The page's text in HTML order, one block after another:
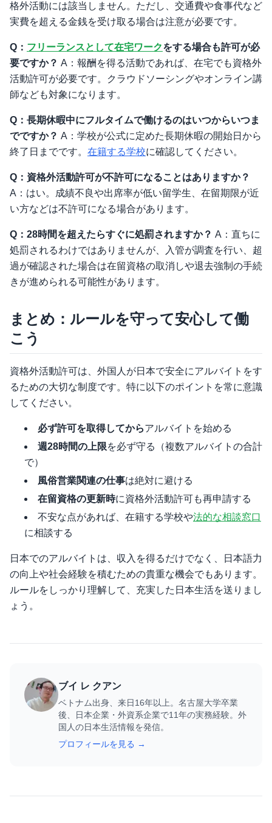
格外活動には該当しません。ただし、交通費や食事代など
実費を超える金銭を受け取る場合は注意が必要です。
Q： フリーランスとして在宅ワークをする場合も許可が必
要ですか？ A：報酬を得る活動であれば、在宅でも資格外
活動許可が必要です。クラウドソーシングやオンライン講
師なども対象になります。
Q：長期休暇中にフルタイムで働けるのはいつからいつま
でですか？ A：学校が公式に定めた長期休暇の開始日から
終了日までです。 在籍する学校に確認してください。
Q：資格外活動許可が不許可になることはありますか？
A：はい。成績不良や出席率が低い留学生、在留期限が近
い方などは不許可になる場合があります。
Q：28時間を超えたらすぐに処罰されますか？ A：直ちに
処罰されるわけではありませんが、入管が調査を行い、超
過が確認された場合は在留資格の取消しや退去強制の手続
きが進められる可能性があります。
まとめ：ルールを守って安心して働
こう
資格外活動許可は、外国人が日本で安全にアルバイトをす
るための大切な制度です。特に以下のポイントを常に意識
してください。
必ず許可を取得してからアルバイトを始める
週28時間の上限を必ず守る（複数アルバイトの合計
で）
風俗営業関連の仕事は絶対に避ける
在留資格の更新時に資格外活動許可も再申請する
不安な点があれば、在籍する学校や法的な相談窓口
に相談する
日本でのアルバイトは、収入を得るだけでなく、日本語力
の向上や社会経験を積むための貴重な機会でもあります。
ルールをしっかり理解して、充実した日本生活を送りまし
ょう。
ブイ レ クアン
ベトナム出身、来日16年以上。名古屋大学卒業
後、日本企業・外資系企業で11年の実務経験。外
国人の日本生活情報を発信。
プロフィールを見る →